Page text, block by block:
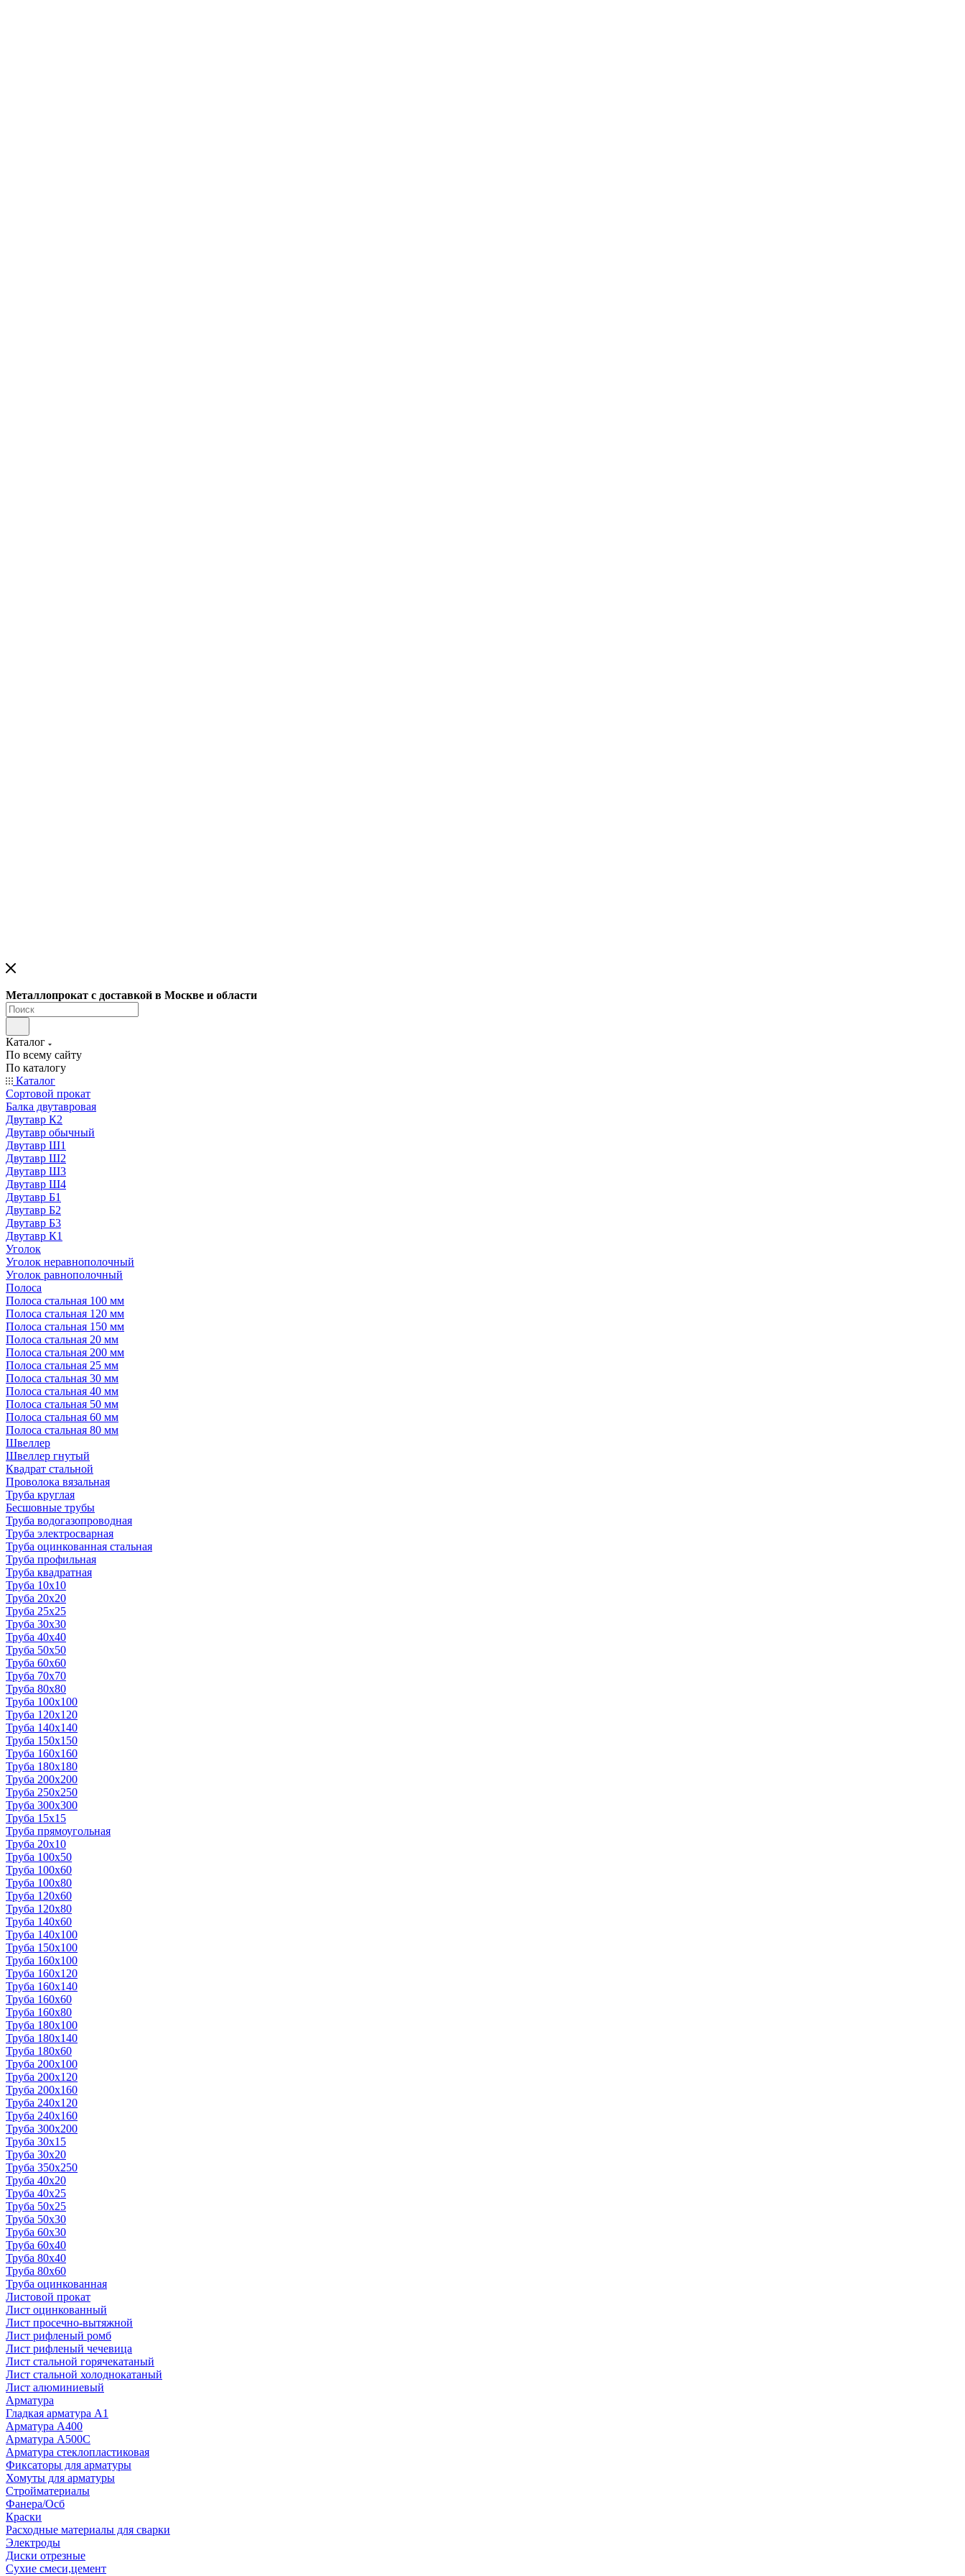
Металлопрокат с доставкой в Москве и области
Каталог
По всему сайту
По каталогу
Каталог
Сортовой прокат
Балка двутавровая
Двутавр К2
Двутавр обычный
Двутавр Ш1
Двутавр Ш2
Двутавр Ш3
Двутавр Ш4
Двутавр Б1
Двутавр Б2
Двутавр Б3
Двутавр К1
Уголок
Уголок неравнополочный
Уголок равнополочный
Полоса
Полоса стальная 100 мм
Полоса стальная 120 мм
Полоса стальная 150 мм
Полоса стальная 20 мм
Полоса стальная 200 мм
Полоса стальная 25 мм
Полоса стальная 30 мм
Полоса стальная 40 мм
Полоса стальная 50 мм
Полоса стальная 60 мм
Полоса стальная 80 мм
Швеллер
Швеллер гнутый
Квадрат стальной
Проволока вязальная
Труба круглая
Бесшовные трубы
Труба водогазопроводная
Труба электросварная
Труба оцинкованная стальная
Труба профильная
Труба квадратная
Труба 10x10
Труба 20x20
Труба 25x25
Труба 30x30
Труба 40x40
Труба 50x50
Труба 60x60
Труба 70x70
Труба 80x80
Труба 100x100
Труба 120x120
Труба 140x140
Труба 150x150
Труба 160x160
Труба 180x180
Труба 200x200
Труба 250x250
Труба 300x300
Труба 15x15
Труба прямоугольная
Труба 20x10
Труба 100x50
Труба 100x60
Труба 100x80
Труба 120x60
Труба 120x80
Труба 140x60
Труба 140x100
Труба 150x100
Труба 160x100
Труба 160x120
Труба 160x140
Труба 160x60
Труба 160x80
Труба 180x100
Труба 180x140
Труба 180x60
Труба 200x100
Труба 200x120
Труба 200x160
Труба 240x120
Труба 240x160
Труба 300x200
Труба 30x15
Труба 30x20
Труба 350x250
Труба 40x20
Труба 40x25
Труба 50x25
Труба 50x30
Труба 60x30
Труба 60x40
Труба 80x40
Труба 80x60
Труба оцинкованная
Листовой прокат
Лист оцинкованный
Лист просечно-вытяжной
Лист рифленый ромб
Лист рифленый чечевица
Лист стальной горячекатаный
Лист стальной холоднокатаный
Лист алюминиевый
Арматура
Гладкая арматура А1
Арматура А400
Арматура A500C
Арматура стеклопластиковая
Фиксаторы для арматуры
Хомуты для арматуры
Стройматериалы
Фанера/Осб
Краски
Расходные материалы для сварки
Электроды
Диски отрезные
Сухие смеси,цемент